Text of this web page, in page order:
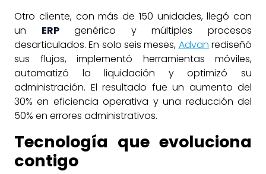
Otro cliente, con más de 150 unidades, llegó con
un ERPgenérico y múltiples procesos
desarticulados. En solo seis meses, Advan rediseñó
sus flujos, implementó herramientas móviles,
automatizó la liquidación y optimizó su
administración. El resultado fue un aumento del
30% en eficiencia operativa y una reducción del
50% en errores administrativos.
Tecnología que evoluciona
contigo